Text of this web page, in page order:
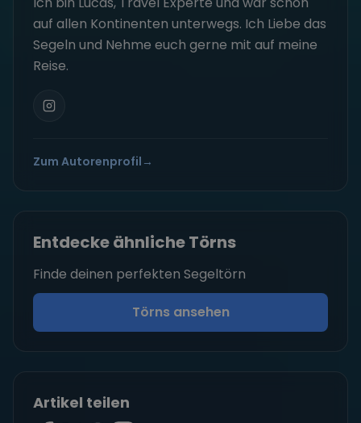
auf allen Kontinenten unterwegs. Ich Liebe das
Segeln und Nehme euch gerne mit auf meine
Reise.
Zum Autorenprofil →
Entdecke ähnliche Törns
Finde deinen perfekten Segeltörn
Törns ansehen
Artikel teilen